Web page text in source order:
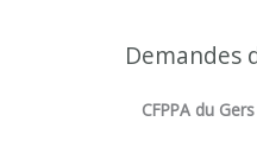
Demandes
CFPPA du